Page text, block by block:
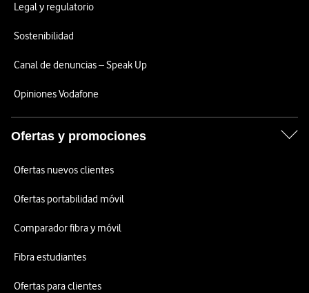
Legal y regulatorio
Sostenibilidad
Canal de denuncias – Speak Up
Opiniones Vodafone
Ofertas y promociones
Ofertas nuevos clientes
Ofertas portabilidad móvil
Comparador fibra y móvil
Fibra estudiantes
Ofertas para clientes